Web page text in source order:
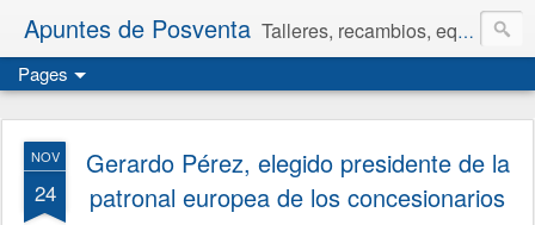
Apuntes de Posventa Talleres, recambios, equipamiento y neumáticos.
Pages
NOV
24
Gerardo Pérez, elegido presidente de la
patronal europea de los concesionarios